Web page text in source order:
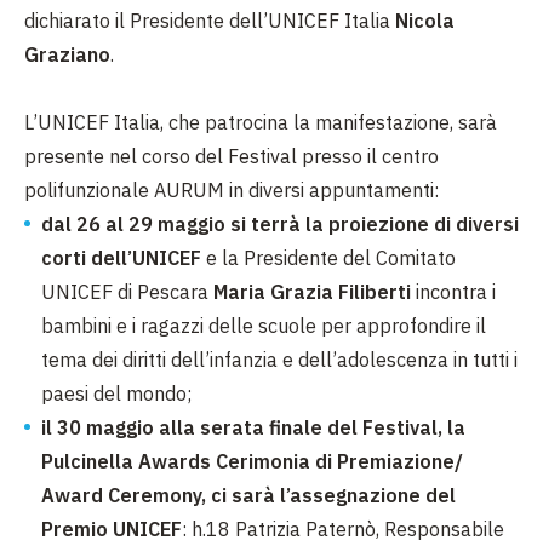
dichiarato il Presidente dell’UNICEF Italia Nicola
Graziano.
L’UNICEF Italia, che patrocina la manifestazione, sarà
presente nel corso del Festival presso il centro
polifunzionale AURUM in diversi appuntamenti:
dal 26 al 29 maggio si terrà la proiezione di diversi
corti dell’UNICEF e la Presidente del Comitato
UNICEF di Pescara Maria Grazia Filiberti incontra i
bambini e i ragazzi delle scuole per approfondire il
tema dei diritti dell’infanzia e dell’adolescenza in tutti i
paesi del mondo;
il 30 maggio alla serata finale del Festival, la
Pulcinella Awards Cerimonia di Premiazione/
Award Ceremony, ci sarà l’assegnazione del
Premio UNICEF: h.18 Patrizia Paternò, Responsabile